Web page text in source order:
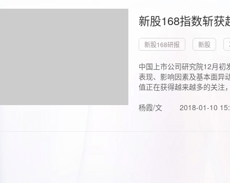
新股168指数斩
新股168研报 新股
中国上市公司研究院12月初
表现、影响因素及基本面异
值正在获得越来越多的关注
杨霞/文
2018-01-10